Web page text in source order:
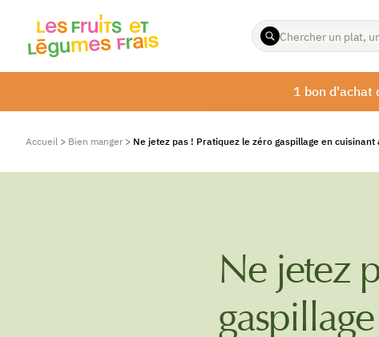
ENTREZ
LES
RECHERCHER1 bon d'achat
Accueil > Bien manger> Ne jetez pas ! Pratiquez le zéro gaspillage en
Ne jetez